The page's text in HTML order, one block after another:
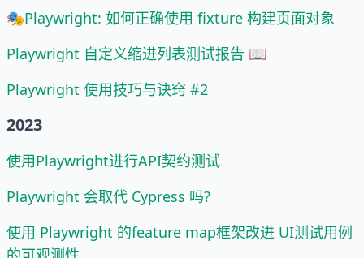
🎭Playwright: 如何正确使用 fixture 构建页面对象
Playwright 自定义缩进列表测试报告 📖
Playwright 使用技巧与诀窍 #2
2023
使用Playwright进行API契约测试
Playwright 会取代 Cypress 吗?
使用 Playwright 的feature map框架改进 UI测试用例